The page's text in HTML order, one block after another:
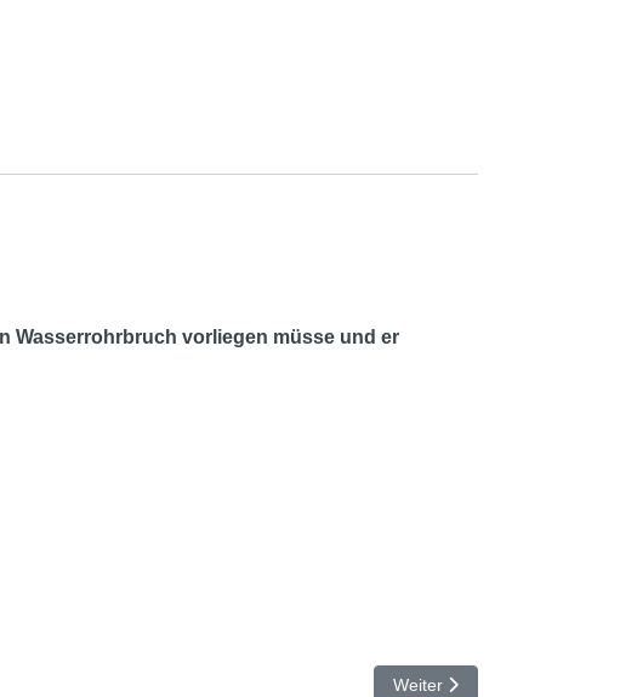
Wasserrohrbruch vorliegen müsse und er
Nächster Beitrag:
Weiter